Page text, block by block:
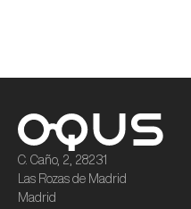
C. Caño, 2, 28231
Las Rozas de Madrid
Madrid